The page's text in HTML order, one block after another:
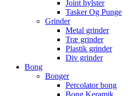
Joint hylster
Tasker Og Punge
Grinder
Metal grinder
Træ grinder
Plastik grinder
Div grinder
Bong
Bonger
Percolator bong
Bong Keramik